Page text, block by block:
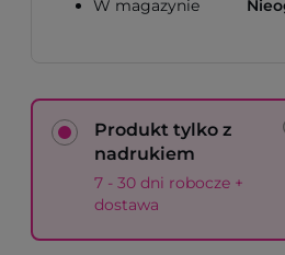
W magazynie
Produkt tylko z
nadrukiem
7 - 30 dni robocze +
dostawa